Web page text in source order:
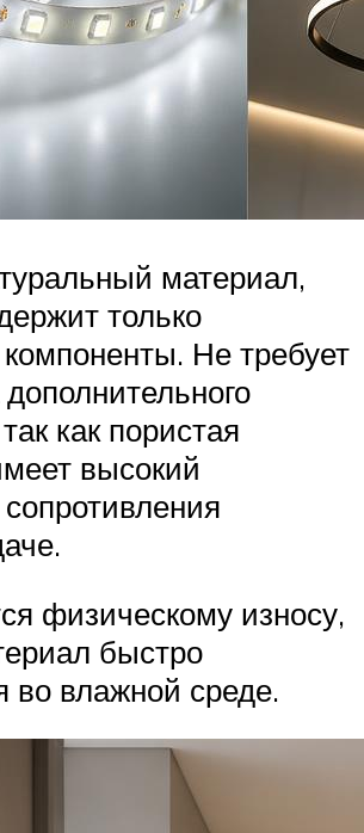
материал,
только
Не требует
как пористая
высокий
физическому износу,
быстро
во влажной среде.